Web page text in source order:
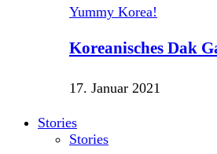
Yummy Korea!
Koreanisches Dak
17. Januar 2021
Stories
Stories